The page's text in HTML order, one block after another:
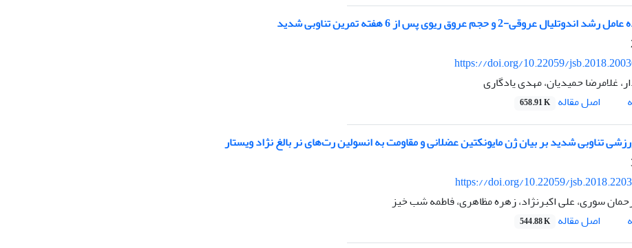
عروقی-2 و حجم عروق ریوی پس از 6 هفته تمرین تناوبی شدید
https://doi.org/10.22059/
غلامرضا حمیدیان، مهدی یادگاری
اصل مقاله 658.91 K
تناوبی شدید بر بیان ژن مایونکتین عضلانی و مقاومت به انسولین رت‌های نر بالغ نژاد ویستار
https://doi.org/10.22059/
سوری، علی اکبرنژاد، زهره مظاهری، فاطمه شب خیز
اصل مقاله 544.88 K